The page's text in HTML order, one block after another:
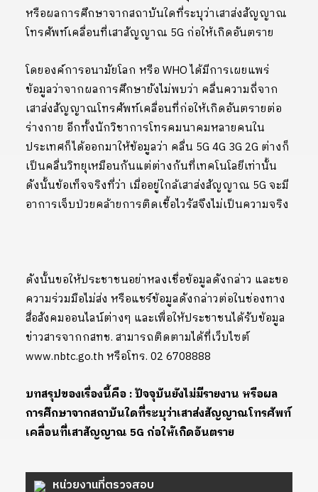
หรือผลการศึกษาจากสถาบันใดที่ระบุว่าเสาส่งสัญญาณ
โทรศัพท์เคลื่อนที่เสาสัญญาณ 5G ก่อให้เกิดอันตราย
โดยองค์การอนามัยโลก หรือ WHOได้มีการเผยแพร่
ข้อมูลว่าจากผลการศึกษายังไม่พบว่า คลื่นความถี่จาก
เสาส่งสัญญาณโทรศัพท์เคลื่อนที่ก่อให้เกิดอันตรายต่อ
ร่างกาย อีกทั้งนักวิชาการโทรคมนาคมหลายคนใน
ประเทศก็ได้ออกมาให้ข้อมูลว่า คลื่น 5G 4G 3G 2G ต่างก็
เป็นคลื่นวิทยุเหมือนกันแต่ต่างกันที่เทคโนโลยีเท่านั้น
ดังนั้นข้อเท็จจริงที่ว่า เมื่ออยู่ใกล้เสาส่งสัญญาณ 5G จะมี
อาการเจ็บป่วยคล้ายการติดเชื้อไวรัสจึงไม่เป็นความจริง
ดังนั้นขอให้ประชาชนอย่าหลงเชื่อข้อมูลดังกล่าว และขอ
ความร่วมมือไม่ส่ง หรือแชร์ข้อมูลดังกล่าวต่อในช่องทาง
สื่อสังคมออนไลน์ต่างๆ และเพื่อให้ประชาชนได้รับข้อมูล
ข่าวสารจากกสทช. สามารถติดตามได้ที่เว็บไซต์
www.nbtc.go.th หรือโทร. 02 6708888
บทสรุปของเรื่องนี้คือ : ปัจจุบันยังไม่มีรายงาน หรือผล
การศึกษาจากสถาบันใดที่ระบุว่าเสาส่งสัญญาณโทรศัพท์
เคลื่อนที่เสาสัญญาณ 5G ก่อให้เกิดอันตราย
หน่วยงานที่ตรวจสอบ